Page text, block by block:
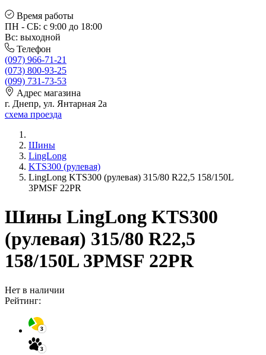
Время работы
ПН - СБ: с 9:00 до 18:00
Вс: выходной
Телефон
(097) 966-71-21
(073) 800-93-25
(099) 731-73-53
Адрес магазина
г. Днепр, ул. Янтарная 2а
схема проезда
Шины
LingLong
KTS300 (рулевая)
LingLong KTS300 (рулевая) 315/80 R22,5 158/150L
3PMSF 22PR
Шины LingLong KTS300
(рулевая) 315/80 R22,5
158/150L 3PMSF 22PR
Нет в наличии
Рейтинг: